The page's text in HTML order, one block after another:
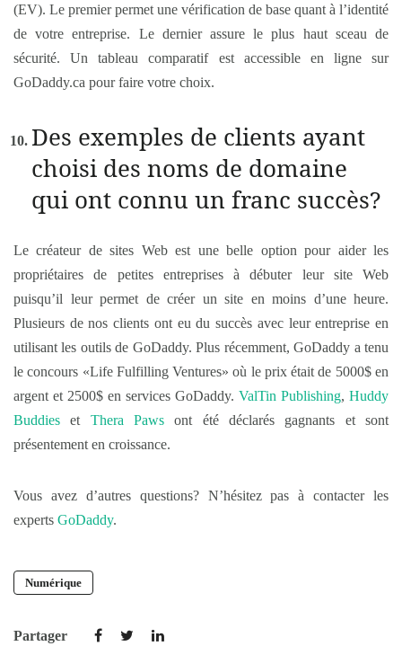
(EV). Le premier permet une vérification de base quant à l’identité
de votre entreprise. Le dernier assure le plus haut sceau de
sécurité. Un tableau comparatif est accessible en ligne sur
GoDaddy.ca pour faire votre choix.
Des exemples de clients ayant
choisi des noms de domaine
qui ont connu un franc succès?
Le créateur de sites Web est une belle option pour aider les
propriétaires de petites entreprises à débuter leur site Web
puisqu’il leur permet de créer un site en moins d’une heure.
Plusieurs de nos clients ont eu du succès avec leur entreprise en
utilisant les outils de GoDaddy. Plus récemment, GoDaddy a tenu
le concours «Life Fulfilling Ventures» où le prix était de 5000$ en
argent et 2500$ en services GoDaddy. ValTin Publishing, Huddy
Buddies et Thera Paws ont été déclarés gagnants et sont
présentement en croissance.
Vous avez d’autres questions? N’hésitez pas à contacter les
experts GoDaddy.
Numérique
Partager